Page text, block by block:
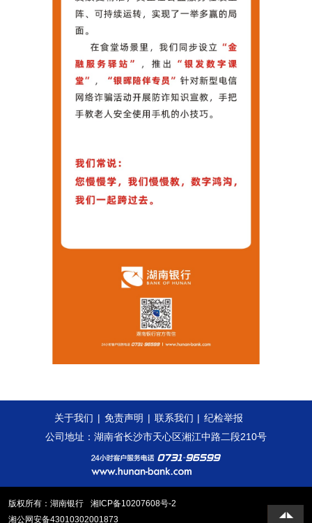
关于我们 | 免责声明 | 联系我们 | 纪检举报
公司地址：湖南省长沙市天心区湘江中路二段210号
版权所有：湖南银行
湘ICP备10207608号-2
湘公网安备43010302001873